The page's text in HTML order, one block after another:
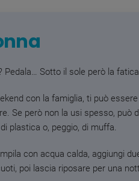
Sotto il sole però la
con la famiglia, ti può
Se però non la usi spesso, può
plastica o, peggio, di muffa.
con acqua calda, aggiungi
poi lascia riposare per una